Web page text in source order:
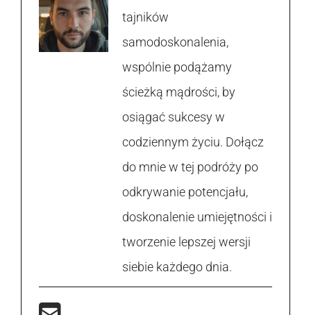
tajników
samodoskonalenia,
wspólnie podążamy
ścieżką mądrości, by
osiągać sukcesy w
codziennym życiu. Dołącz
do mnie w tej podróży po
odkrywanie potencjału,
doskonalenie umiejętności i
tworzenie lepszej wersji
siebie każdego dnia.